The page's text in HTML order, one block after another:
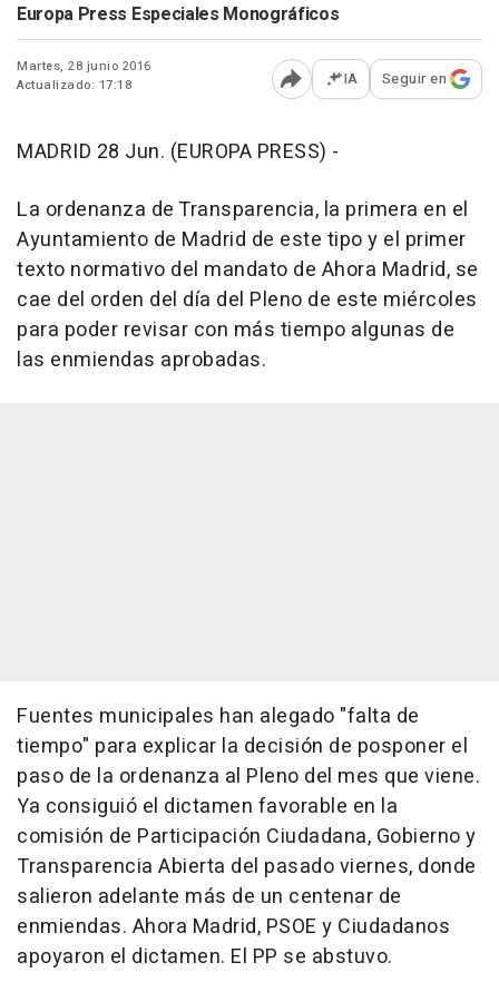
Europa Press Especiales Monográficos
Martes, 28 junio 2016
Actualizado: 17:18
Abrir opciones para
IA Seguir en
MADRID 28 Jun. (EUROPA PRESS) -
La ordenanza de Transparencia, la primera en el
Ayuntamiento de Madrid de este tipo y el primer
texto normativo del mandato de Ahora Madrid, se
cae del orden del día del Pleno de este miércoles
para poder revisar con más tiempo algunas de
las enmiendas aprobadas.
Fuentes municipales han alegado "falta de
tiempo" para explicar la decisión de posponer el
paso de la ordenanza al Pleno del mes que viene.
Ya consiguió el dictamen favorable en la
comisión de Participación Ciudadana, Gobierno y
Transparencia Abierta del pasado viernes, donde
salieron adelante más de un centenar de
enmiendas. Ahora Madrid, PSOE y Ciudadanos
apoyaron el dictamen. El PP se abstuvo.